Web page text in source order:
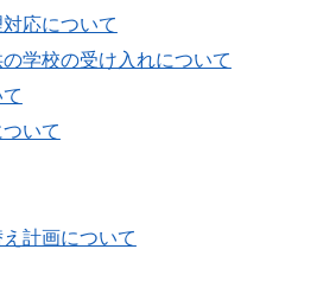
応について
学校の受け入れについて
いて
計画について